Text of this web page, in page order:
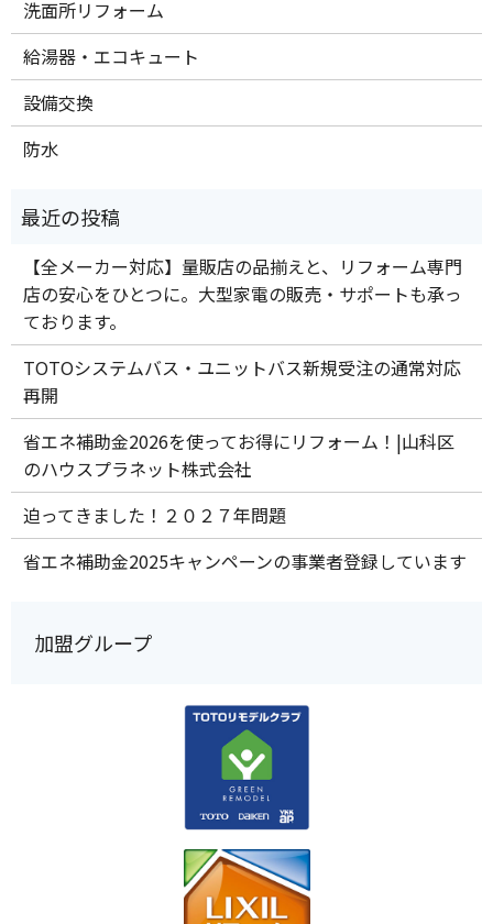
洗面所リフォーム
給湯器・エコキュート
設備交換
防水
【全メーカー対応】量販店の品揃えと、リフォーム専門
店の安心をひとつに。大型家電の販売・サポートも承っ
ております。
TOTOシステムバス・ユニットバス新規受注の通常対応
再開
省エネ補助金2026を使ってお得にリフォーム！|山科区
のハウスプラネット株式会社
迫ってきました！２０２７年問題
省エネ補助金2025キャンペーンの事業者登録しています
加盟グループ